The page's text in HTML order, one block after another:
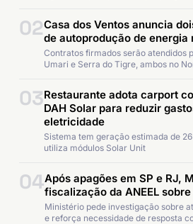
02Casa dos Ventos anuncia
de autoprodução de energia
Contratos firmados serão atendidos
Umari e Serra do Tigre, ambos no
03Restaurante adota carport
DAH Solar para reduzir
eletricidade
Sistema tem geração estimada de
utiliza módulos Solar Unit
04Após apagões em SP e RJ,
fiscalização da ANEEL
Ministério pede investigação sobre
e reforça necessidade de resposta